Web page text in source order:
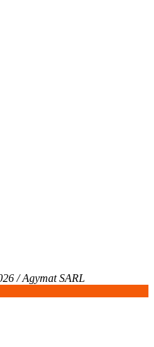
/ Agymat SARL